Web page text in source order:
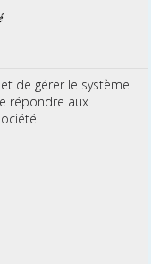
de gérer le système
répondre aux